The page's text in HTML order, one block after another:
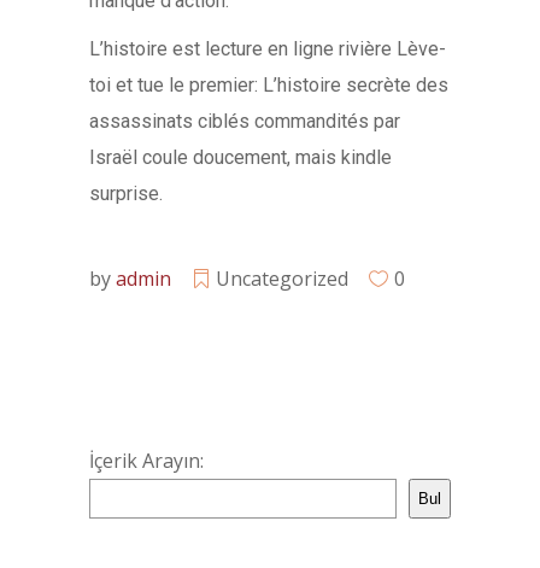
L’histoire est lecture en ligne rivière Lève-
toi et tue le premier: L’histoire secrète des
assassinats ciblés commandités par
Israël coule doucement, mais kindle
surprise.
byadmin Uncategorized 0
İçerik Arayın:
Bul